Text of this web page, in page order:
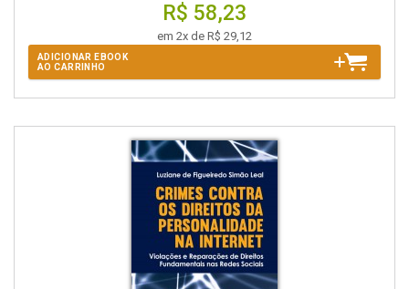
R$ 58,23
em 2x de R$ 29,12
ADICIONAR EBOOK
AO CARRINHO